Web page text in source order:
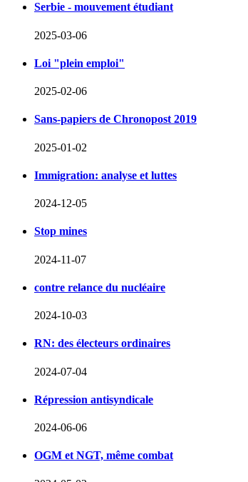
Serbie - mouvement étudiant
2025-03-06
Loi "plein emploi"
2025-02-06
Sans-papiers de Chronopost 2019
2025-01-02
Immigration: analyse et luttes
2024-12-05
Stop mines
2024-11-07
contre relance du nucléaire
2024-10-03
RN: des électeurs ordinaires
2024-07-04
Répression antisyndicale
2024-06-06
OGM et NGT, même combat